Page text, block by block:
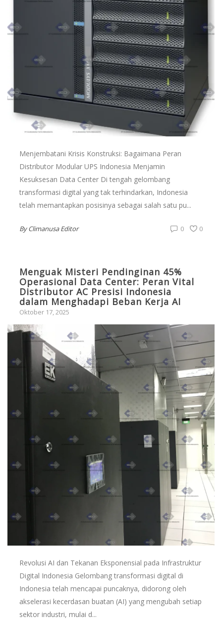
Menjembatani Krisis Konstruksi: Bagaimana Peran
Distributor Modular UPS Indonesia Menjamin
Kesuksesan Data Center Di tengah gelombang
transformasi digital yang tak terhindarkan, Indonesia
telah memantapkan posisinya sebagai salah satu pu...
ByClimanusa Editor 0
0
Menguak Misteri Pendinginan 45%
Operasional Data Center: Peran Vital
Distributor AC Presisi Indonesia
dalam Menghadapi Beban Kerja AI
Oktober 17, 2025
Revolusi AI dan Tekanan Eksponensial pada Infrastruktur
Digital Indonesia Gelombang transformasi digital di
Indonesia telah mencapai puncaknya, didorong oleh
akselerasi kecerdasan buatan (AI) yang mengubah setiap
sektor industri, mulai d...